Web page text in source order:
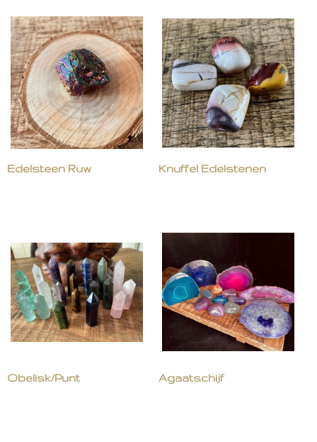
Edelsteen Ruw Knuffel Edelstenen
Obelisk/Punt Agaatschijf